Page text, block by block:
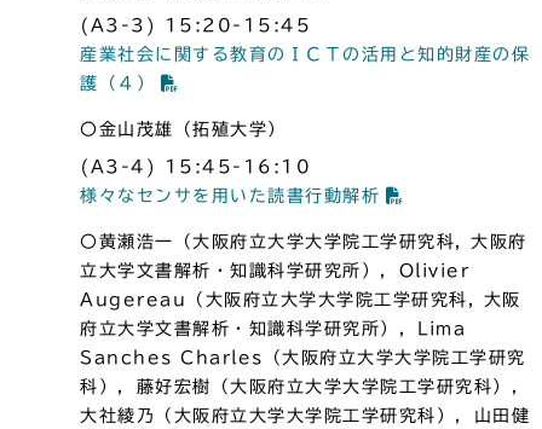
(A3-3) 15:20-15:45
産業社会に関する教育のＩＣＴの活用と知的財産の保
護（４）
〇金山茂雄（拓殖大学）
(A3-4) 15:45-16:10
様々なセンサを用いた読書行動解析
〇黄瀬浩一（大阪府立大学大学院工学研究科, 大阪府
立大学文書解析・知識科学研究所），Olivier
Augereau（大阪府立大学大学院工学研究科, 大阪
府立大学文書解析・知識科学研究所），Lima
Sanches Charles（大阪府立大学大学院工学研究
科），藤好宏樹（大阪府立大学大学院工学研究科），
大社綾乃（大阪府立大学大学院工学研究科），山田健